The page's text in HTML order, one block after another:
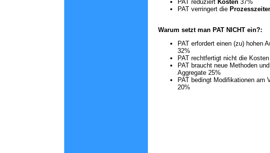
PAT reduziert Kosten 37%
PAT verringert die
Warum setzt man PAT NICHT ein?:
PAT erfordert einen (zu) hohen
32%
PAT rechtfertigt nicht die
PAT braucht neue Methoden und
Aggregate 25%
PAT bedingt Modifikationen am
20%